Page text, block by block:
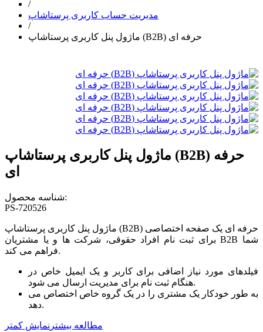
/
مدیریت حساب کاربری پرستاشاپ
/
ماژول پنل کاربری پرستاشاپ (B2B) حرفه ای
ماژول پنل کاربری پرستاشاپ (B2B) حرفه
ای
شناسه محصول:
PS-720526
ماژول پنل کاربری پرستاشاپ (B2B) حرفه ای یک صفحه اختصاصی
برای ثبت نام افراد حقوقی، شرکت ها و یا مشتریان B2B شما
فراهم می کند.
فیلدهای مورد نیاز اضافی برای کاربر و یک ایمیل خاص در
هنگام ثبت نام برای مدیریت ارسال می شود.
به طور خودکار یک مشتری را در یک گروه خاص اختصاص می
دهد.
مطالعه بیشتر نمایش کمتر